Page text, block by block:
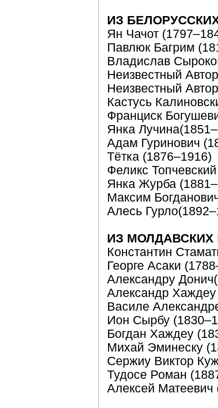
ИЗ
Ян Чачот
Павлюк Багрим
Владислав
Неизвестный
Неизвестный
Кастусь
Франциск
Янка
Адам Гуринович
Тётка (1876–1916)
Феликс
Янка Журба
Максим
Алесь
ИЗ МОЛДАВСКИХ
Константин
Георге Асаки
Александру
Александр Хаждеу
Василе
Ион Сырбу
Богдан Xаждеу
Михай Эминеску
Сержиу Виктор
Тудосе Роман
Алексей Матеевич